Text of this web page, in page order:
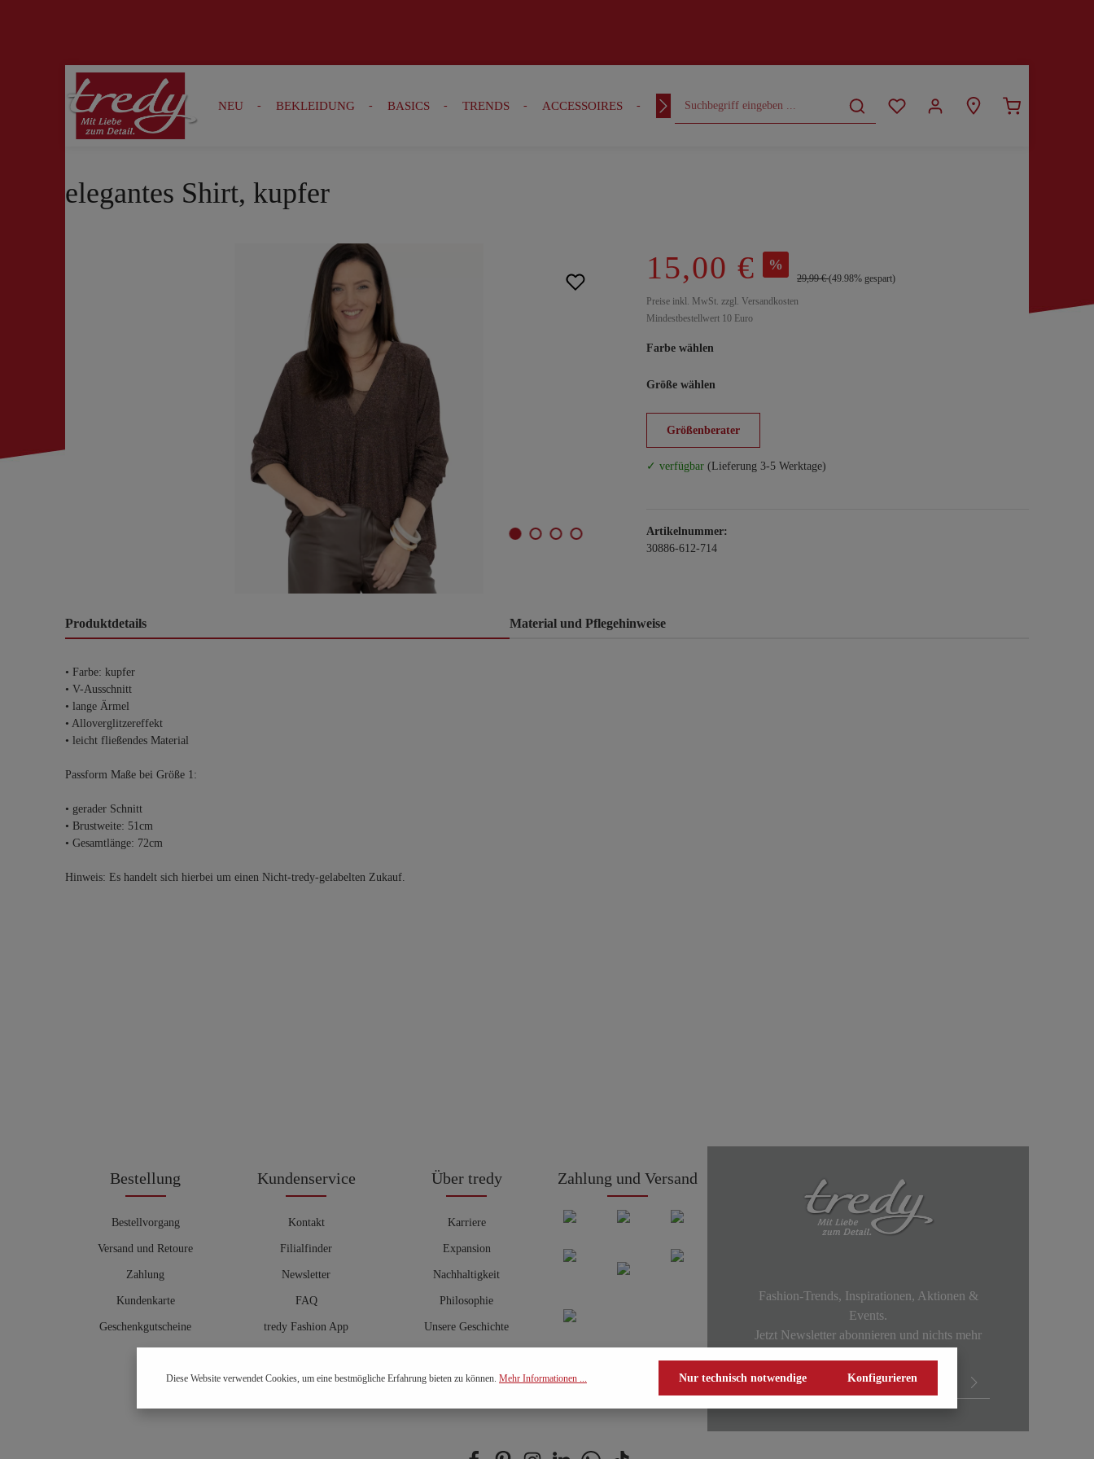
Zur Suche springen Zur Hauptnavigation springen
NEU BEKLEIDUNG BASICS TRENDS ACCESSOIRES OUTFITS CURVY
elegantes Shirt, kupfer
15,00 € %
29,99 €(49.98% gespart)
Preise inkl. MwSt. zzgl. Versandkosten
Mindestbestellwert 10 Euro
Farbe wählen
Größe wählen
Größenberater
✓ verfügbar (Lieferung 3-5 Werktage)
Artikelnummer:
30886-612-714
Produktdetails Material und Pflegehinweise
• Farbe: kupfer
• V-Ausschnitt
• lange Ärmel
• Alloverglitzereffekt
• leicht fließendes Material
Passform Maße bei Größe 1:
• gerader Schnitt
• Brustweite: 51cm
• Gesamtlänge: 72cm
Hinweis: Es handelt sich hierbei um einen Nicht-tredy-gelabelten Zukauf.
Bestellung
Bestellvorgang
Versand und Retoure
Zahlung
Kundenkarte
Geschenkgutscheine
Kundenservice
Kontakt
Filialfinder
Newsletter
FAQ
tredy Fashion App
Hosenberater
Über tredy
Karriere
Expansion
Nachhaltigkeit
Philosophie
Unsere Geschichte
Zahlung und Versand
Fashion-Trends, Inspirationen, Aktionen &
Events.
Jetzt Newsletter abonnieren und nichts mehr
Diese Website verwendet Cookies, um eine bestmögliche Erfahrung bieten zu können. Mehr Informationen ... Nur technisch notwendige Konfigurieren